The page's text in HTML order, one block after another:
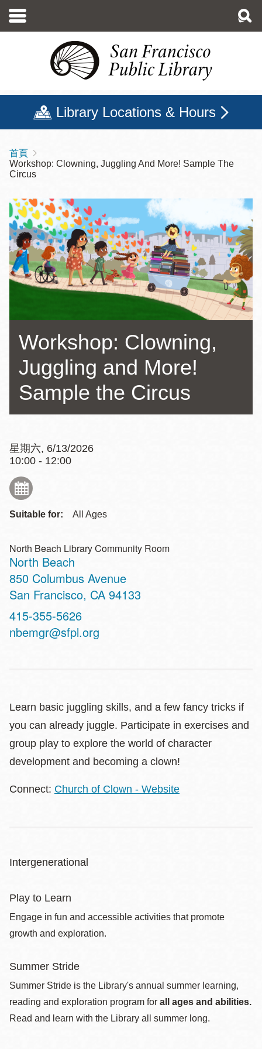
至
Library Locations & Hours
導
航
連
結
首頁
Workshop: Clowning, Juggling And More! Sample The
Circus
Workshop: Clowning,
Juggling and More!
Sample the Circus
星期六, 6/13/2026
10:00 - 12:00
Suitable for: All Ages
North Beach Library Community Room
North Beach
Address
850 Columbus Avenue
San Francisco, CA 94133
Contact
Telephone
415-355-5626
nbemgr@sfpl.org
Learn basic juggling skills, and a few fancy tricks if
you can already juggle. Participate in exercises and
group play to explore the world of character
development and becoming a clown!
Connect: Church of Clown - Website
Intergenerational
Play to Learn
Engage in fun and accessible activities that promote
growth and exploration.
Summer Stride
Summer Stride is the Library's annual summer learning,
reading and exploration program for all ages and abilities.
Read and learn with the Library all summer long.